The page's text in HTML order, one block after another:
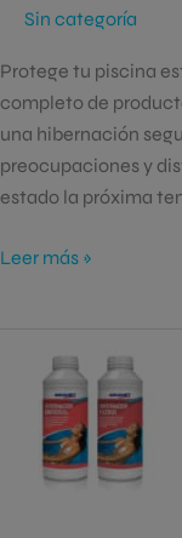
Sin categoría
Protege tu piscina
completo de
una hibernación
preocupaciones y
estado la próxima
Leer más »
Cierre
Temporada